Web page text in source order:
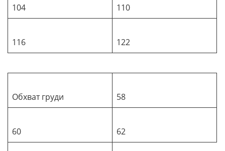
104 110
116 122
Обхват груди 58
60 62